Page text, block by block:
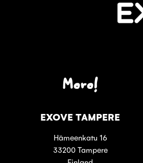
Moro!
EXOVE TAMPERE
Hämeenkatu 16
33200 Tampere